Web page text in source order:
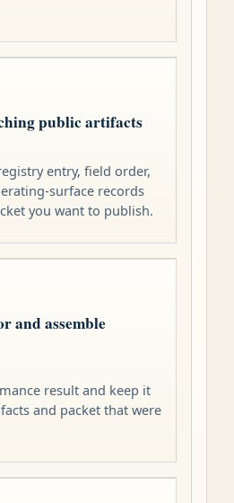
public artifacts
entry, field order,
surface records
you want to publish.
and assemble
result and keep it
and packet that were